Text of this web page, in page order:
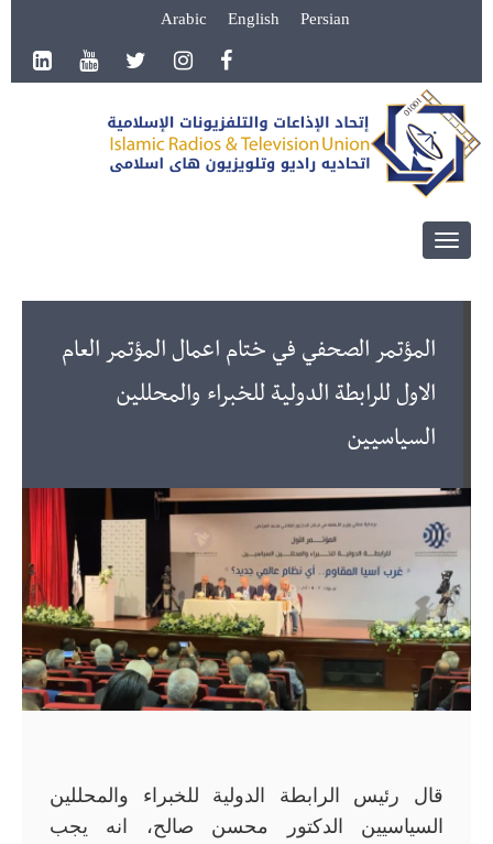
Arabic English Persian
Toggle
المؤتمر الصحفي في ختام اعمال المؤتمر العام
الاول للرابطة الدولية للخبراء والمحللين
السياسيين
قال رئيس الرابطة الدولية للخبراء والمحللين
السياسيين الدكتور محسن صالح، انه يجب